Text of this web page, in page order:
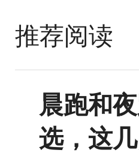
推荐阅读
晨跑和
选，这